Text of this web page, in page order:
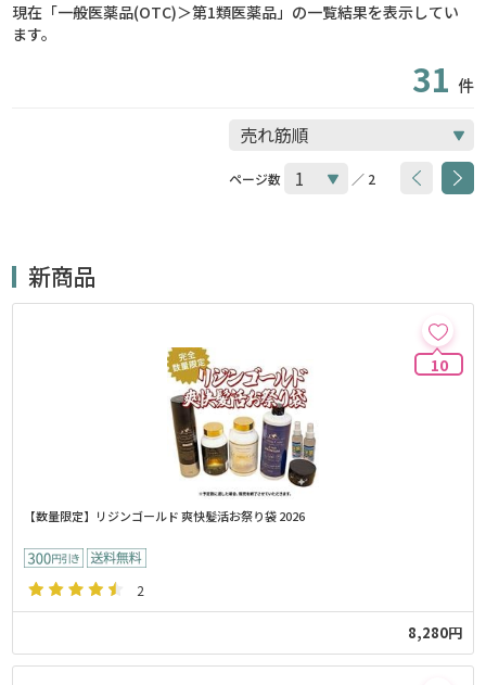
現在「一般医薬品(OTC)＞第1類医薬品」の一覧結果を表示してい
ます。
31 件
ページ数 ／ 2
新商品
10
【数量限定】リジンゴールド 爽快髪活お祭り袋 2026
2
8,280円